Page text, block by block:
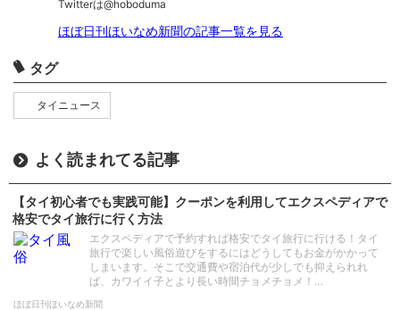
Twitterは@hoboduma
ほぼ日刊ほいなめ新聞の記事一覧を見る
タグ
タイニュース
よく読まれてる記事
【タイ初心者でも実践可能】クーポンを利用してエクスペディアで
格安でタイ旅行に行く方法
エクスペディアで予約すれば格安でタイ旅行に行ける！タイ
旅行で楽しい風俗遊びをするにはどうしてもお金がかかって
しまいます。そこで交通費や宿泊代が少しでも抑えられれ
ば、カワイイ子とより長い時間チョメチョメ！…
ほぼ日刊ほいなめ新聞